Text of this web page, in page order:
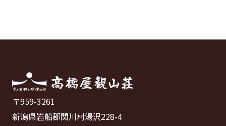
〒959-3261
新潟県岩船郡関川村湯沢228-4